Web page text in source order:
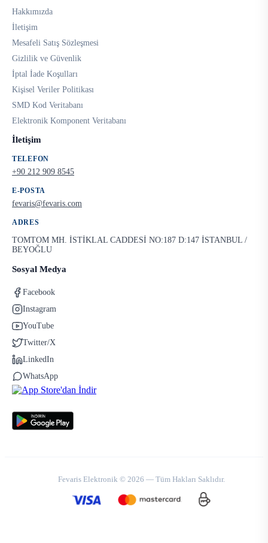
Hakkımızda
İletişim
Mesafeli Satış Sözleşmesi
Gizlilik ve Güvenlik
İptal İade Koşulları
Kişisel Veriler Politikası
SMD Kod Veritabanı
Elektronik Komponent Veritabanı
İletişim
TELEFON
+90 212 909 8545
E-POSTA
fevaris@fevaris.com
ADRES
TOMTOM MH. İSTİKLAL CADDESİ NO:187 D:147 İSTANBUL /
BEYOĞLU
Sosyal Medya
Facebook
Instagram
YouTube
Twitter/X
LinkedIn
WhatsApp
Fevaris Elektronik © 2026 — Tüm Hakları Saklıdır.